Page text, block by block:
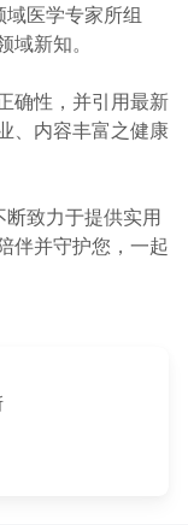
医学专家所组
新知。
确性，并引用最新
、内容丰富之健康
致力于提供实用
伴并守护您，一起